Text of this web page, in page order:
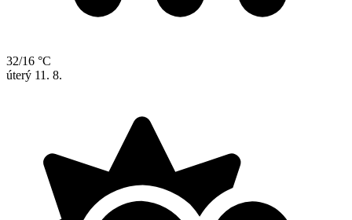
32/16 °C
úterý 11. 8.